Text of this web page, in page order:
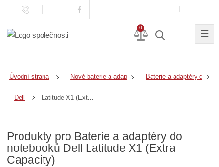
0
☰
Úvodní strana Nové baterie a adaptéry Baterie a adaptéry do
Dell
Produkty pro Baterie a adaptéry do
notebooků Dell Latitude X1 (Extra
Capacity)